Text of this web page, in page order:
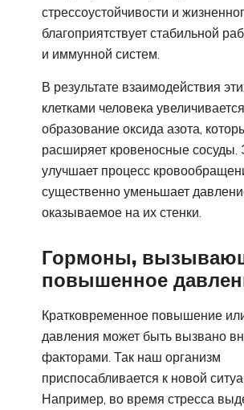
стрессоустойчивости и
благоприятствует стабильной
и иммунной систем.
В результате взаимодействия
клетками человека увеличивается
образование оксида азота,
расширяет кровеносные сосуды.
улучшает процесс
существенно уменьшает
оказываемое на их стенки.
Гормоны,
повышенное
Кратковременное повышение
давления может быть вызвано
факторами. Так наш организм
приспосабливается к новой
Например, во время стресса